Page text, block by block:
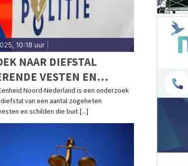
10:18 uur|
NAAR DIEFSTAL
VESTEN EN
IN ZUIDLAREN EN ASSEN
Noord-Nederland is een onderzoek
van een aantal zogeheten
en schilden die buit [...]